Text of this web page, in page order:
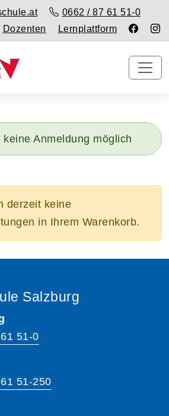
0662 / 87 61 51-0
Dozenten
Lernplattform
Anmeldung möglich
derzeit keine
in Ihrem Warenkorb.
Salzburg
51-0
51-250